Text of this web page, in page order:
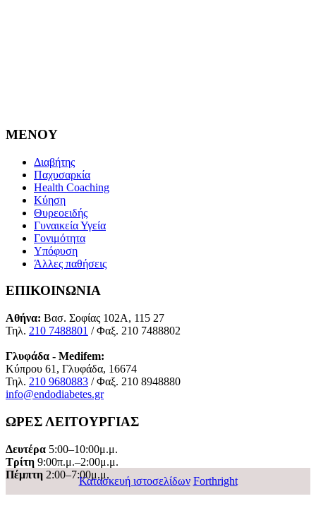
MENOY
Διαβήτης
Παχυσαρκία
Health Coaching
Κύηση
Θυρεοειδής
Γυναικεία Υγεία
Γονιμότητα
Υπόφυση
Άλλες παθήσεις
ΕΠΙΚΟΙΝΩΝΙΑ
Αθήνα: Βασ. Σοφίας 102Α, 115 27
Τηλ. 210 7488801 / Φαξ. 210 7488802
Γλυφάδα - Medifem:
Κύπρου 61, Γλυφάδα, 16674
Τηλ. 210 9680883 / Φαξ. 210 8948880
info@endodiabetes.gr
ΩΡΕΣ ΛΕΙΤΟΥΡΓΙΑΣ
Δευτέρα 5:00–10:00μ.μ.
Τρίτη 9:00π.μ.–2:00μ.μ.
Πέμπτη 2:00–7:00μ.μ.
Κατασκευή ιστοσελίδων Forthright